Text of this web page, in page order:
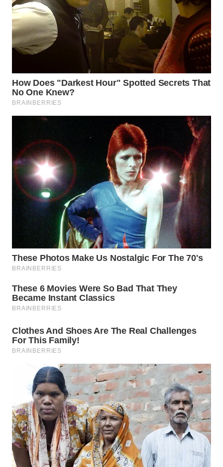
LISTRIK
WAHANA
TRAVEL
TV
WAHANANEWS
ID
WAHANANEWS
CO ID
WAHANANEWS
NET
WAHANA
SPORT
WAHANA
UMKM
WAHANA
SELEB
WAHANA
PERSONA
OTOMOTIF
WAHANA
HEALTH
WAHANA
DESA
WISATA